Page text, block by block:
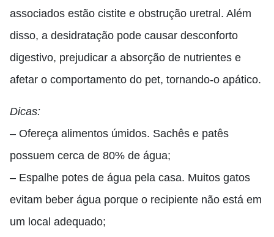
associados estão cistite e obstrução uretral. Além
disso, a desidratação pode causar desconforto
digestivo, prejudicar a absorção de nutrientes e
afetar o comportamento do pet, tornando-o apático.
Dicas:
– Ofereça alimentos úmidos. Sachês e patês
possuem cerca de 80% de água;
– Espalhe potes de água pela casa. Muitos gatos
evitam beber água porque o recipiente não está em
um local adequado;